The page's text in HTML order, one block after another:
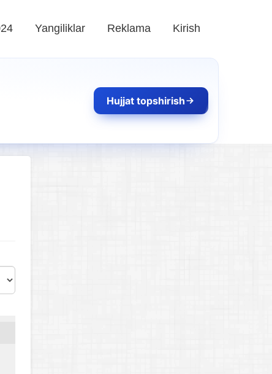
Yangiliklar Reklama Kirish
Hujjat topshirish